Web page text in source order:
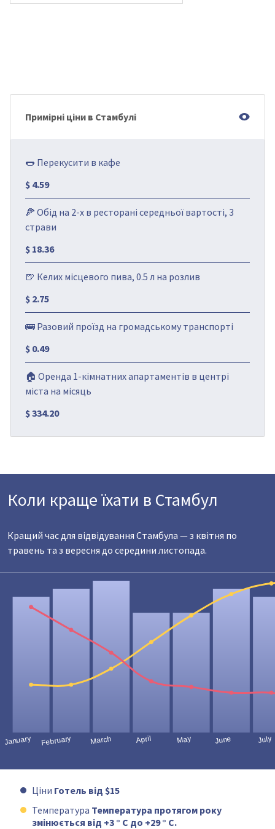
Примірні ціни в Стамбулі
🌭 Перекусити в кафе
$ 4.59
🍕 Обід на 2-х в ресторані середньої вартості, 3
страви
$ 18.36
🍺 Келих місцевого пива, 0.5 л на розлив
$ 2.75
🚌 Разовий проїзд на громадському транспорті
$ 0.49
🏠 Оренда 1-кімнатних апартаментів в центрі
міста на місяць
$ 334.20
Коли краще їхати в Стамбул
Кращий час для відвідування Стамбула — з квітня по
травень та з вересня до середини листопада.
Ціни Готель від $15
Температура Температура протягом року
змінюється від +3 ° C до +29 ° C.